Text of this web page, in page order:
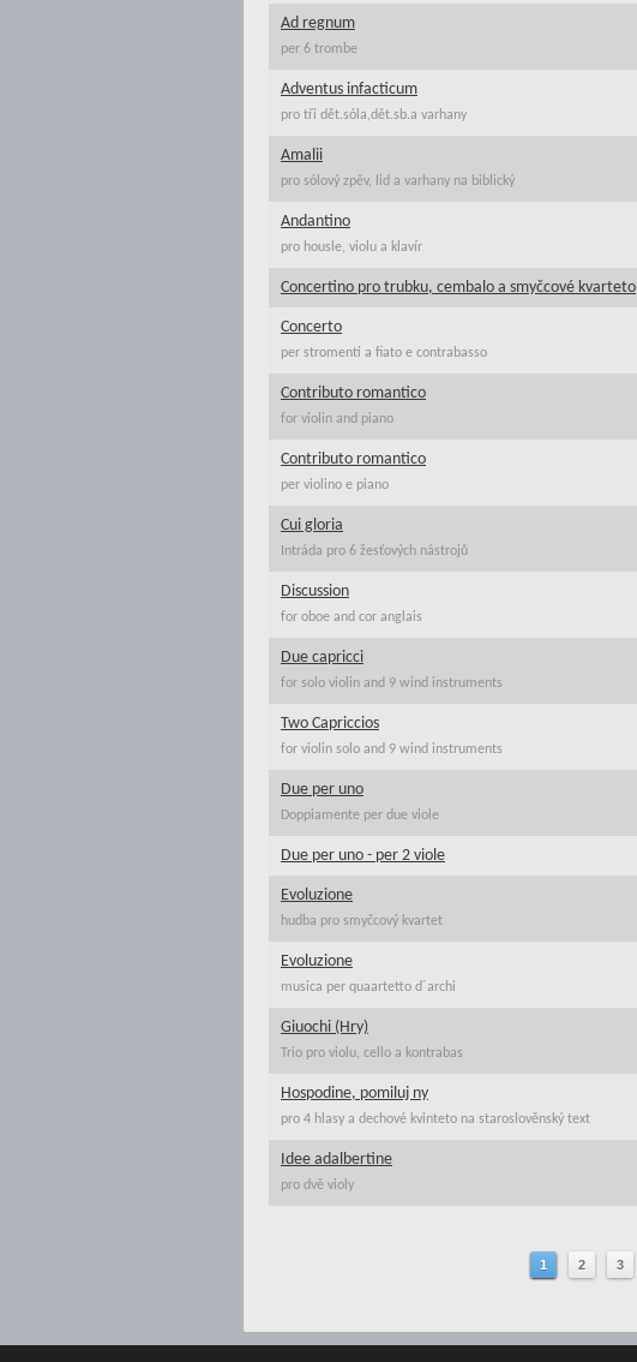
Ad regnum
per 6 trombe
Adventus infacticum
pro tři dět.sóla,dět.sb.a varhany
Amalii
pro sólový zpěv, lid a varhany na biblický
Andantino
pro housle, violu a klavír
Concertino pro trubku, cembalo a smyčcové kvarteto
Concerto
per stromenti a fiato e contrabasso
Contributo romantico
for violin and piano
Contributo romantico
per violino e piano
Cui gloria
Intráda pro 6 žesťových nástrojů
Discussion
for oboe and cor anglais
Due capricci
for solo violin and 9 wind instruments
Two Capriccios
for violin solo and 9 wind instruments
Due per uno
Doppiamente per due viole
Due per uno - per 2 viole
Evoluzione
hudba pro smyčcový kvartet
Evoluzione
musica per quaartetto d´archi
Giuochi (Hry)
Trio pro violu, cello a kontrabas
Hospodine, pomiluj ny
pro 4 hlasy a dechové kvinteto na staroslověnský text
Idee adalbertine
pro dvě violy
1 2 3